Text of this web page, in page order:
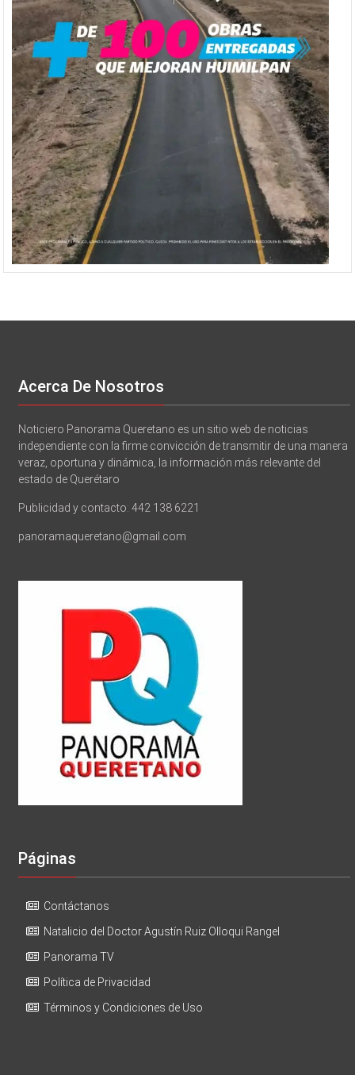
Acerca De Nosotros
Noticiero Panorama Queretano es un sitio web de noticias
independiente con la firme convicción de transmitir de una manera
veraz, oportuna y dinámica, la información más relevante del
estado de Querétaro
Publicidad y contacto: 442 138 6221
panoramaqueretano@gmail.com
Páginas
Contáctanos
Natalicio del Doctor Agustín Ruiz Olloqui Rangel
Panorama TV
Política de Privacidad
Términos y Condiciones de Uso